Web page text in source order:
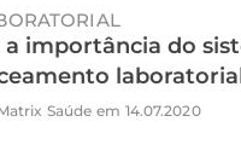
a importância do
Saúde em 14.07.2020